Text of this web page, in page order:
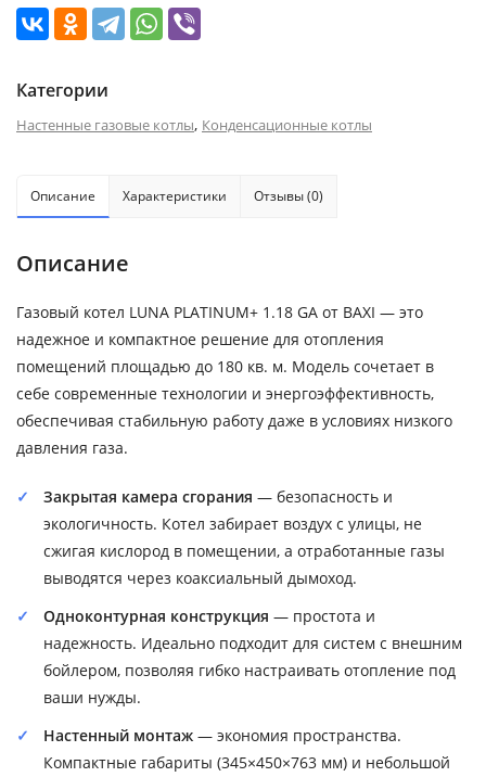
Категории
Настенные газовые котлы, Конденсационные котлы
Описание Характеристики Отзывы (0)
Описание
Газовый котел LUNA PLATINUM+ 1.18 GA от BAXI — это
надежное и компактное решение для отопления
помещений площадью до 180 кв. м. Модель сочетает в
себе современные технологии и энергоэффективность,
обеспечивая стабильную работу даже в условиях низкого
давления газа.
Закрытая камера сгорания — безопасность и
экологичность. Котел забирает воздух с улицы, не
сжигая кислород в помещении, а отработанные газы
выводятся через коаксиальный дымоход.
Одноконтурная конструкция — простота и
надежность. Идеально подходит для систем с внешним
бойлером, позволяя гибко настраивать отопление под
ваши нужды.
Настенный монтаж — экономия пространства.
Компактные габариты (345×450×763 мм) и небольшой